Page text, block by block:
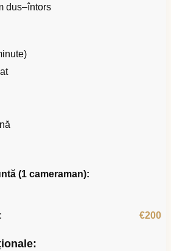
dus–întors
(1 cameraman):
€200